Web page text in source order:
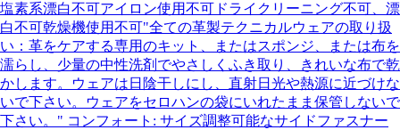
塩素系漂白不可アイロン使用不可ドライクリーニング不可、漂
白不可乾燥機使用不可"全ての革製テクニカルウェアの取り扱
い：革をケアする専用のキット、またはスポンジ、または布を
濡らし、少量の中性洗剤でやさしくふき取り、きれいな布で乾
かします。ウェアは日陰干しにし、直射日光や熱源に近づけな
いで下さい。ウェアをセロハンの袋にいれたまま保管しないで
下さい。" コンフォート: サイズ調整可能なサイドファスナー